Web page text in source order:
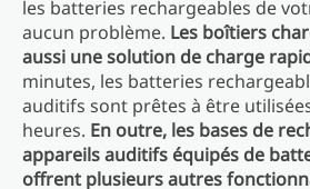
les batteries rechargeables de
aucun problème. Les boîtiers
aussi une solution de charge
minutes, les batteries
auditifs sont prêtes à être
heures. En outre, les bases de
appareils auditifs équipés de
offrent plusieurs autres